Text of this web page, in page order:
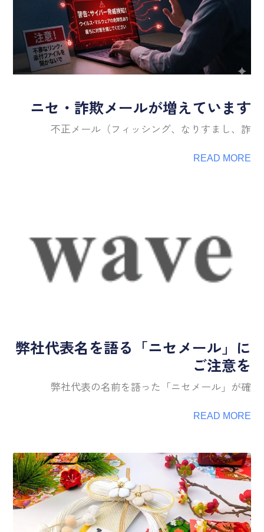
ニセ・詐欺メールが増えています
不正メール（フィッシング、なりすまし、詐
READ MORE
弊社代表名を語る「ニセメール」に
ご注意を
弊社代表の名前を語った「ニセメール」が確
READ MORE